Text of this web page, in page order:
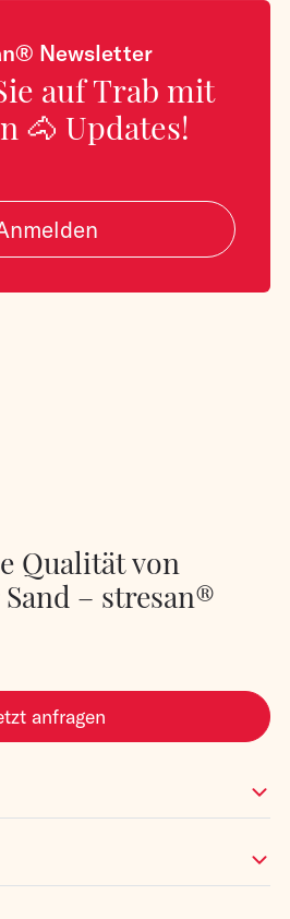
Newsletter
auf Trab mit
🐴 Updates!
Qualität von
– stresan®
anfragen